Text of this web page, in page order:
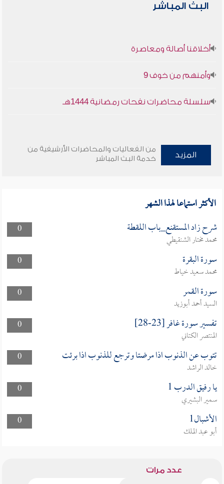
البث المباشر
أخلاقنا أصالة ومعاصرة
وأمنهم من خوف 9
سلسلة محاضرات نفحات رمضانية 1444هـ
المزيد
من الفعاليات والمحاضرات الأرشيفية من
خدمة البث المباشر
الأكثر استماعا لهذا الشهر
0 شرح زاد المستقنع_باب اللقطة
محمد مختار الشنقيطي
0
سورة البقرة
محمد سعيد خياط
0
سورة القمر
السيد أحمد أبوزيد
0
تفسير سورة غافر [23-28]
المنتصر الكتاني
0
تتوب عن الذنوب اذا مرضتا وترجع للذنوب اذا برئت
خالد الراشد
0
يا رفيق الدرب 1
سمير البشيري
0
الأشبال1
أبو عبد الملك
عدد مرات